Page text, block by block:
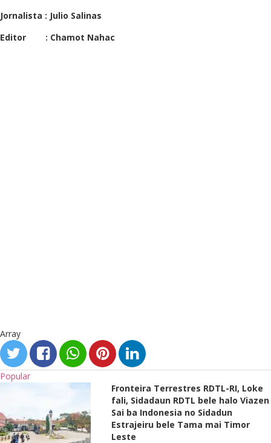
Jornalista : Julio Salinas
Editor : Chamot Nahac
Array
Popular
Fronteira Terrestres RDTL-RI, Loke
fali, Sidadaun RDTL bele halo Viazen
Sai ba Indonesia no Sidadun
Estrajeiru bele Tama mai Timor
Leste